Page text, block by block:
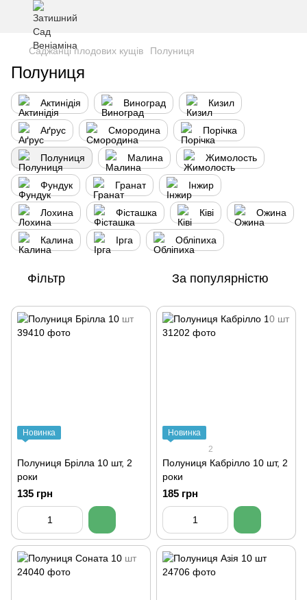
Саджанці плодових кущів Полуниця
Полуниця
Актинідія Виноград Кизил
Аґрус Смородина Порічка
Полуниця Малина Жимолость
Фундук Гранат Інжир
Лохина Фісташка Ківі Ожина
Калина Ірга Обліпиха
Фільтр За популярністю
Новинка
Полуниця Брілла 10 шт, 2
роки
135 грн
Новинка
2
Полуниця Кабрілло 10 шт, 2
роки
185 грн